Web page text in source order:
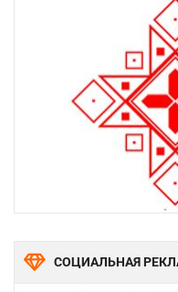
СОЦИАЛЬНАЯ